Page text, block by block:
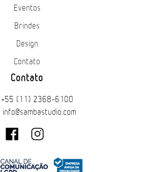
Eventos
Brindes
Design
Contato
Contato
+55 (11) 2368-6100
info@sambastudio.com